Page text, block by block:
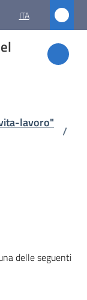
ITA
lavoro"
/
delle seguenti